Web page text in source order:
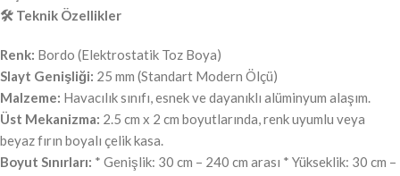
🛠️ Teknik Özellikler
Renk: Bordo (Elektrostatik Toz Boya)
Slayt Genişliği: 25 mm (Standart Modern Ölçü)
Malzeme: Havacılık sınıfı, esnek ve dayanıklı alüminyum alaşım.
Üst Mekanizma: 2.5 cm x 2 cm boyutlarında, renk uyumlu veya
beyaz fırın boyalı çelik kasa.
Boyut Sınırları: * Genişlik: 30 cm – 240 cm arası * Yükseklik: 30 cm –